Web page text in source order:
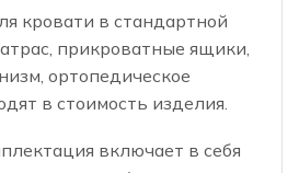
кровати в стандартной
прикроватные ящики,
ортопедическое
в стоимость изделия.
включает в себя